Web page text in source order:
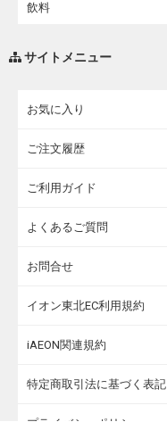
飲料
サイトメニュー
お気に入り
ご注文履歴
ご利用ガイド
よくあるご質問
お問合せ
イオン東北EC利用規約
iAEON関連規約
特定商取引法に基づく表記